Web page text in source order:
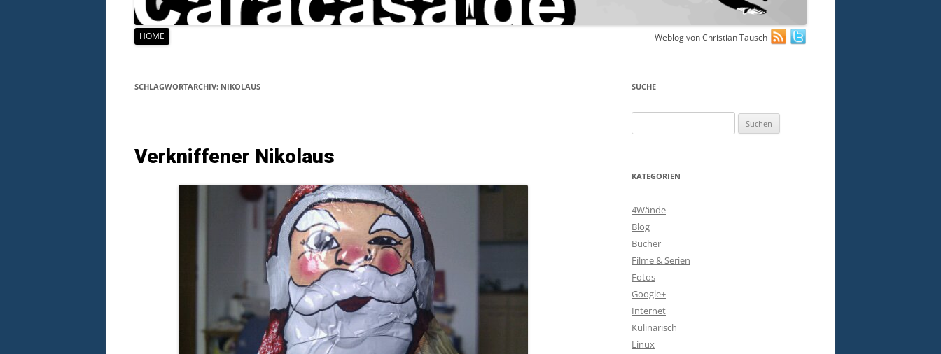
Weblog von Christian Tausch
Zum
Inhalt
HOME
SCHLAGWORTARCHIV: NIKOLAUS
Verkniffener Nikolaus
SUCHE
nach:
KATEGORIEN
4Wände
Blog
Bücher
Filme & Serien
Fotos
Google+
Internet
Kulinarisch
Linux